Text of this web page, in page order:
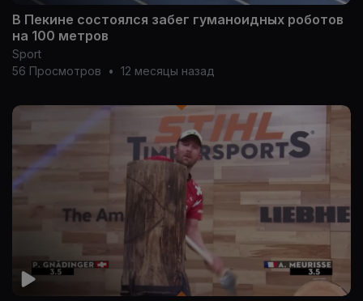
В Пекине состоялся забег гуманоидных роботов
на 100 метров
Sport
56 Просмотров
• 12 месяцы назад